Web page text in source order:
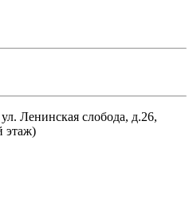
Ленинская слобода, д.26,
этаж)